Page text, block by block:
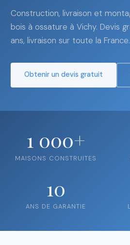
Construction, livraison et
bois à ossature à Vichy. Devis
ans, livraison sur toute la France.
Obtenir un devis gratuit
1 000+
MAISONS CONSTRUITES
10
ANS DE GARANTIE